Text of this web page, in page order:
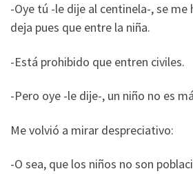
-Oye tú -le dije al centinela-, se me
deja pues que entre la niña.
-Está prohibido que entren civiles.
-Pero oye -le dije-, un niño no es
Me volvió a mirar despreciativo:
-O sea, que los niños no son